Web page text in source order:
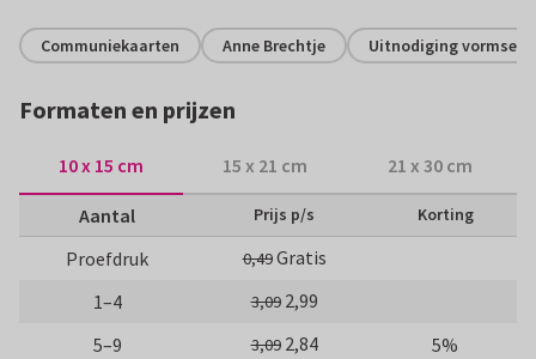
Communiekaarten Anne Brechtje Uitnodiging vormsel
Formaten en prijzen
10 x 15 cm 15 x 21 cm 21 x 30 cm
Aantal Prijs p/s Korting
Proefdruk 0,49Gratis
1–4
3,09 2,99
5–9
3,09 2,84
5%